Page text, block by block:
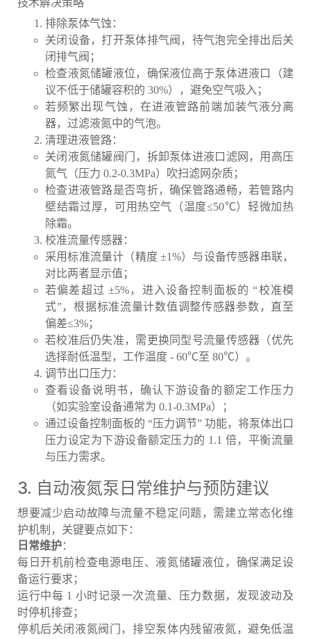
排除泵体气蚀：
关闭设备，打开泵体排气阀，待气泡完全排出后关
闭排气阀；
检查液氮储罐液位，确保液位高于泵体进液口（建
议不低于储罐容积的 30%），避免空气吸入；
若频繁出现气蚀，在进液管路前端加装气液分离
器，过滤液氮中的气泡。
清理进液管路：
关闭液氮储罐阀门，拆卸泵体进液口滤网，用高压
氮气（压力 0.2-0.3MPa）吹扫滤网杂质；
检查进液管路是否弯折，确保管路通畅，若管路内
壁结霜过厚，可用热空气（温度≤50℃）轻微加热
除霜。
校准流量传感器：
采用标准流量计（精度 ±1%）与设备传感器串联，
对比两者显示值；
若偏差超过 ±5%，进入设备控制面板的 “校准模
式”，根据标准流量计数值调整传感器参数，直至
偏差≤3%；
若校准后仍失准，需更换同型号流量传感器（优先
选择耐低温型，工作温度 - 60℃至 80℃）。
调节出口压力：
查看设备说明书，确认下游设备的额定工作压力
（如实验室设备通常为 0.1-0.3MPa）；
通过设备控制面板的 “压力调节” 功能，将泵体出口
压力设定为下游设备额定压力的 1.1 倍，平衡流量
与压力需求。
3. 自动液氮泵日常维护与预防建议
想要减少启动故障与流量不稳定问题，需建立常态化维
护机制，关键要点如下：
日常维护：
每日开机前检查电源电压、液氮储罐液位，确保满足设
备运行要求；
运行中每 1 小时记录一次流量、压力数据，发现波动及
时停机排查；
停机后关闭液氮阀门，排空泵体内残留液氮，避免低温